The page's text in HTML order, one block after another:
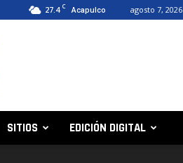
27.4 C Acapulco agosto 7, 2026
SITIOS EDICIÓN DIGITAL